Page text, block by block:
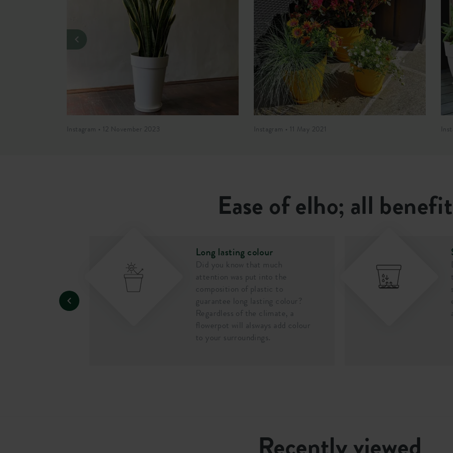
Instagram • 12 November 2023 Instagram • 11 May 2021
Ease of elho; all
Long lasting colour
Did you know that much
attention was put into the
composition of plastic to
guarantee long lasting colour?
Regardless of the climate, a
flowerpot will alsways add colour
to your surroundings.